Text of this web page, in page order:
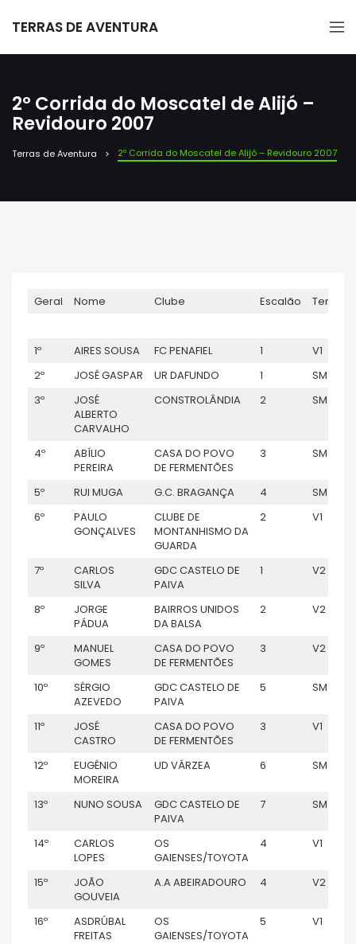
TERRAS DE AVENTURA
2º Corrida do Moscatel de Alijó –
Revidouro 2007
Terras de Aventura 2º Corrida do Moscatel de Alijó – Revidouro 2007
Geral Nome Clube Escalão Tempo
1º AIRES SOUSA FC PENAFIEL 1
V1
2º
JOSÉ GASPAR UR DAFUNDO 1
SM
3º
JOSÉ
ALBERTO
CARVALHO
CONSTROLÂNDIA 2 SM
4º
ABÍLIO
PEREIRA
CASA DO POVO
DE FERMENTÕES
3 SM
5º RUI MUGA G.C. BRAGANÇA 4
SM
6º
PAULO
GONÇALVES
CLUBE DE
MONTANHISMO DA
GUARDA
2 V1
7º
CARLOS
SILVA
GDC CASTELO DE
PAIVA
1 V2
8º
JORGE
PÁDUA
BAIRROS UNIDOS
DA BALSA
2 V2
9º
MANUEL
GOMES
CASA DO POVO
DE FERMENTÕES
3 V2
10º
SÉRGIO
AZEVEDO
GDC CASTELO DE
PAIVA
5 SM
11º
JOSÉ
CASTRO
CASA DO POVO
DE FERMENTÕES
3 V1
12º
EUGÉNIO
MOREIRA
UD VÁRZEA 6 SM
13º NUNO SOUSA
GDC CASTELO DE
PAIVA
7 SM
14º
CARLOS
LOPES
OS
GAIENSES/TOYOTA
4 V1
15º
JOÃO
GOUVEIA
A.A ABEIRADOURO 4 V2
16º
ASDRÚBAL
FREITAS
OS
GAIENSES/TOYOTA
5 V1